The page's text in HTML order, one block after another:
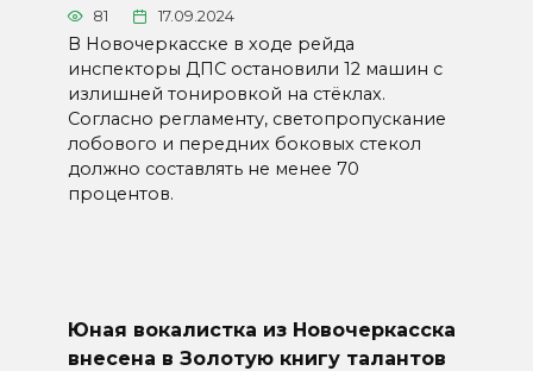
81 17.09.2024
В Новочеркасске в ходе рейда
инспекторы ДПС остановили 12 машин с
излишней тонировкой на стёклах.
Согласно регламенту, светопропускание
лобового и передних боковых стекол
должно составлять не менее 70
процентов.
Юная вокалистка из Новочеркасска
внесена в Золотую книгу талантов